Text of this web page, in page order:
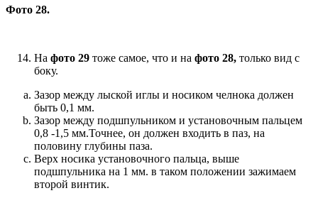
Фото 28.
На фото 29 тоже самое, что и на фото 28, только вид с
боку.
Зазор между лыской иглы и носиком челнока должен
быть 0,1 мм.
Зазор между подшпульником и установочным пальцем
0,8 -1,5 мм.Точнее, он должен входить в паз, на
половину глубины паза.
Верх носика установочного пальца, выше
подшпульника на 1 мм. в таком положении зажимаем
второй винтик.